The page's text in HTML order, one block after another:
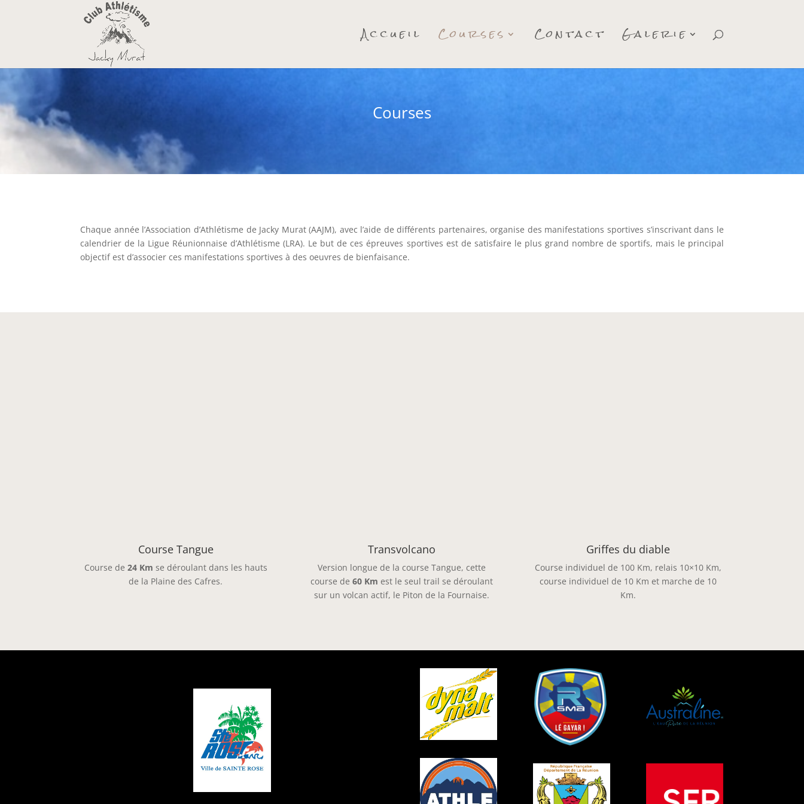
Accueil Courses Contact Galerie
Courses
Chaque année l’Association d’Athlétisme de Jacky Murat (AAJM), avec l’aide de différents partenaires, organise des manifestations sportives s’inscrivant dans le
calendrier de la Ligue Réunionnaise d’Athlétisme (LRA). Le but de ces épreuves sportives est de satisfaire le plus grand nombre de sportifs, mais le principal
objectif est d’associer ces manifestations sportives à des oeuvres de bienfaisance.
Course Tangue
Course de 24 Km se déroulant dans les hauts
de la Plaine des Cafres.
Transvolcano
Version longue de la course Tangue, cette
course de60 Km est le seul trail se déroulant
sur un volcan actif, le Piton de la Fournaise.
Griffes du diable
Course individuel de 100 Km, relais 10×10 Km,
course individuel de 10 Km et marche de 10
Km.